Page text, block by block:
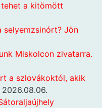
a kitömött
selyemzsinórt? Jön
Miskolcon zivatarra.
a szlovákoktól, akik
2026.08.06.